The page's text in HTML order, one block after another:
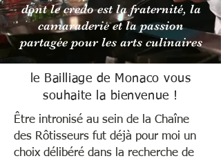
dont le credo est la fraternité, la
camaraderie et lapassion
partagée pour les arts culinaires
le Bailliage de Monaco vous
souhaite la bienvenue !
Être intronisé au sein de la Chaîne
des Rôtisseurs fut déjà pour moi un
choix délibéré dans la recherche de